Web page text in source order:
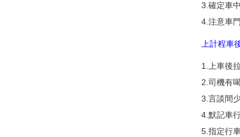
3.確定車
4.注意車
上計程車
1.上車後
2.司機有
3.言談間
4.默記車
5.指定行